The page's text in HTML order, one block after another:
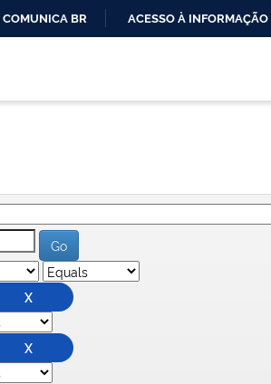
CONTEÚDO
COMUNICA BR ACESSO À INFORMAÇÃO